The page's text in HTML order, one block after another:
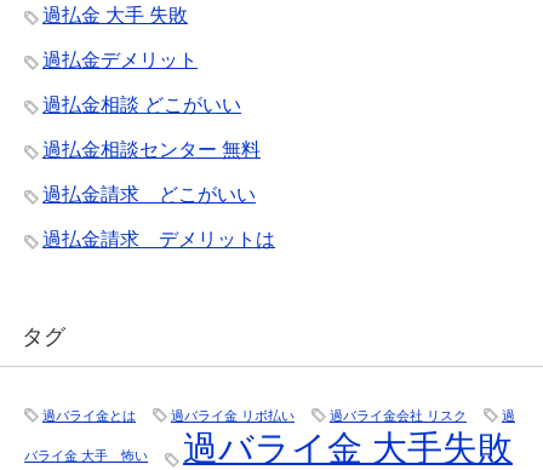
過払金 大手 失敗
過払金デメリット
過払金相談 どこがいい
過払金相談センター 無料
過払金請求 どこがいい
過払金請求 デメリットは
タグ
過バライ金とは 過バライ金 リボ払い 過バライ金会社 リスク 過
バライ金 大手 怖い
過バライ金 大手失敗